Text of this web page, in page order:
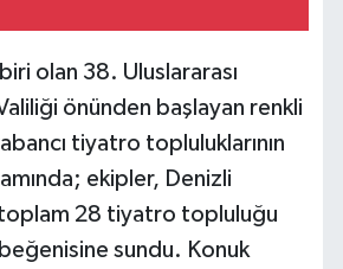
olan 38. Uluslararası
önünden başlayan renkli
tiyatro topluluklarının
ekipler, Denizli
toplam 28 tiyatro topluluğu
sundu. Konuk